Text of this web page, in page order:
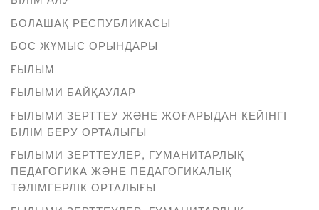
БОЛАШАҚ РЕСПУБЛИКАСЫ
БОС ЖҰМЫС ОРЫНДАРЫ
ҒЫЛЫМ
ҒЫЛЫМИ БАЙҚАУЛАР
ҒЫЛЫМИ ЗЕРТТЕУ ЖӘНЕ ЖОҒАРЫДАН КЕЙІНГІ
БІЛІМ БЕРУ ОРТАЛЫҒЫ
ҒЫЛЫМИ ЗЕРТТЕУЛЕР, ГУМАНИТАРЛЫҚ
ПЕДАГОГИКА ЖӘНЕ ПЕДАГОГИКАЛЫҚ
ТӘЛІМГЕРЛІК ОРТАЛЫҒЫ